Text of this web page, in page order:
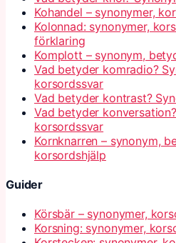
Kohandel – synonymer,
Kolonnad: synonymer,
förklaring
Komplott – synonym,
Vad betyder komradio?
korsordssvar
Vad betyder kontrast?
Vad betyder
korsordssvar
Kornknarren – synonym,
korsordshjälp
Guider
Körsbär – synonymer,
Korsning: synonymer,